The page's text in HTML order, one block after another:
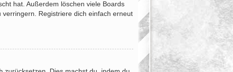
hat. Außerdem löschen viele Boards
Registriere dich einfach erneut